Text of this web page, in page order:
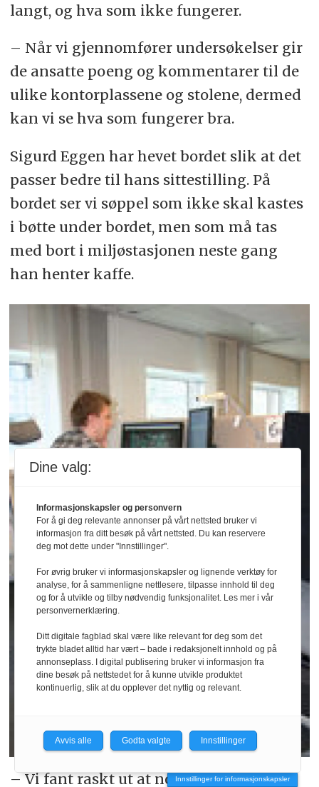
langt, og hva som ikke fungerer.
– Når vi gjennomfører undersøkelser gir
de ansatte poeng og kommentarer til de
ulike kontorplassene og stolene, dermed
kan vi se hva som fungerer bra.
Sigurd Eggen har hevet bordet slik at det
passer bedre til hans sittestilling. På
bordet ser vi søppel som ikke skal kastes
i bøtte under bordet, men som må tas
med bort i miljøstasjonen neste gang
han henter kaffe.
– Vi fant raskt ut at noen veggmonterte
Innstillinger for informasjonskapsler
Dine valg:
Informasjonskapsler og personvern
For å gi deg relevante annonser på vårt nettsted bruker vi
informasjon fra ditt besøk på vårt nettsted. Du kan reservere
deg mot dette under "Innstillinger".
For øvrig bruker vi informasjonskapsler og lignende verktøy for
analyse, for å sammenligne nettlesere, tilpasse innhold til deg
og for å utvikle og tilby nødvendig funksjonalitet. Les mer i vår
personvernerklæring.
Ditt digitale fagblad skal være like relevant for deg som det
trykte bladet alltid har vært – bade i redaksjonelt innhold og på
annonseplass. I digital publisering bruker vi informasjon fra
dine besøk på nettstedet for å kunne utvikle produktet
kontinuerlig, slik at du opplever det nyttig og relevant.
Avvis alle Godta valgte Innstillinger